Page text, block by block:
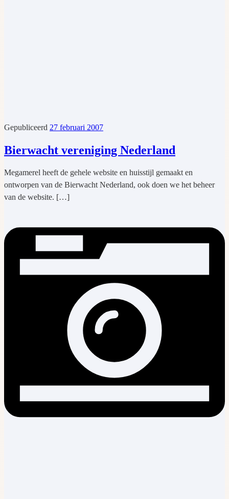
Gepubliceerd 27 februari 2007
Bierwacht vereniging Nederland
Megamerel heeft de gehele website en huisstijl gemaakt en
ontworpen van de Bierwacht Nederland, ook doen we het beheer
van de website. […]